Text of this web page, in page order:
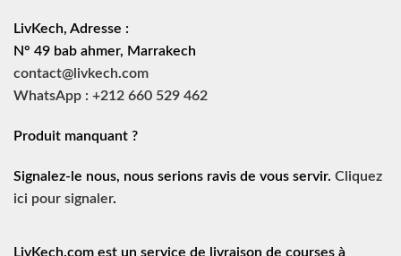
LivKech, Adresse :
N° 49 bab ahmer, Marrakech
contact@livkech.com
WhatsApp : +212 660 529 462
Produit manquant ?
Signalez-le nous, nous serions ravis de vous servir. Cliquez
ici pour signaler.
LivKech.com est un service de
livraison de courses à